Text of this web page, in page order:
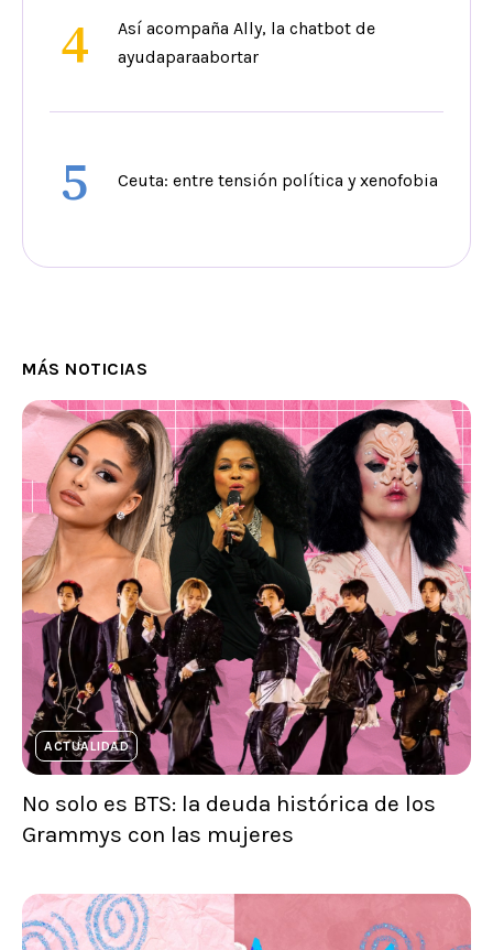
4
Así acompaña Ally, la chatbot de
ayudaparaabortar
5 Ceuta: entre tensión política y xenofobia
MÁS NOTICIAS
ACTUALIDAD
No solo es BTS: la deuda histórica de los
Grammys con las mujeres